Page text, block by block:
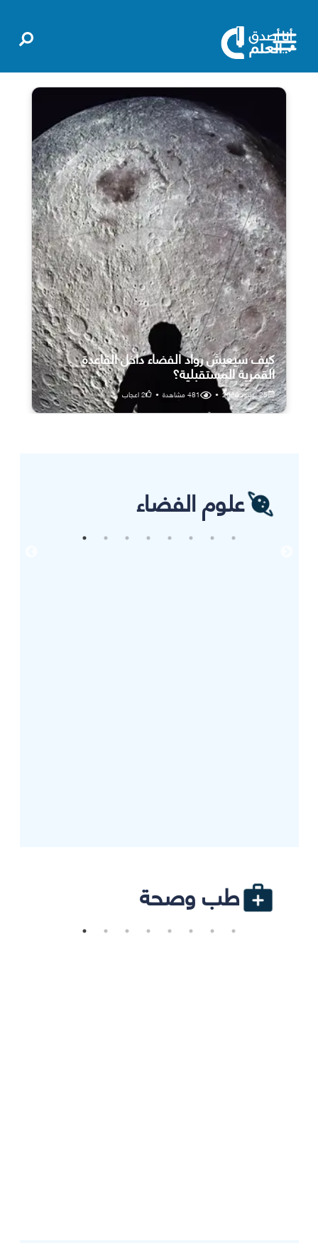
كيف سيعيش رواد الفضاء داخل القاعدة
القمرية المستقبلية؟
25 يوليو، 2026 •
481مشاهدة •
2اعجاب
علوم الفضاء
طب وصحة